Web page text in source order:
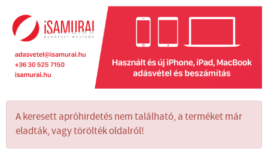
A keresett apróhirdetés nem található, a terméket már
eladták, vagy törölték oldalról!